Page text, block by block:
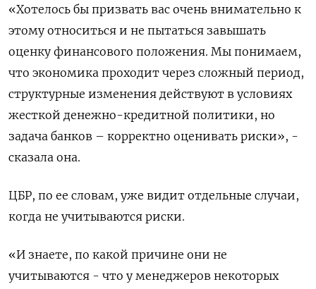
«Хотелось бы призвать вас очень внимательно к
этому относиться и не ‌пытаться завышать
оценку финансового положения. Мы понимаем,
что экономика проходит через сложный период,
структурные изменения действуют в условиях
жесткой денежно-кредитной политики, но
задача банков – корректно оценивать ​риски», -
сказала она.
ЦБР, по ​ее словам, уже ‌видит отдельные случаи,
когда не учитываются риски.
«И знаете, по какой причине они не ​
учитываются - что у менеджеров некоторых